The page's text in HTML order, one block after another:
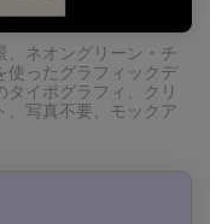
、ネオングリーン・チ
使ったグラフィックデ
イポグラフィ、クリ
、写真不要、モックア